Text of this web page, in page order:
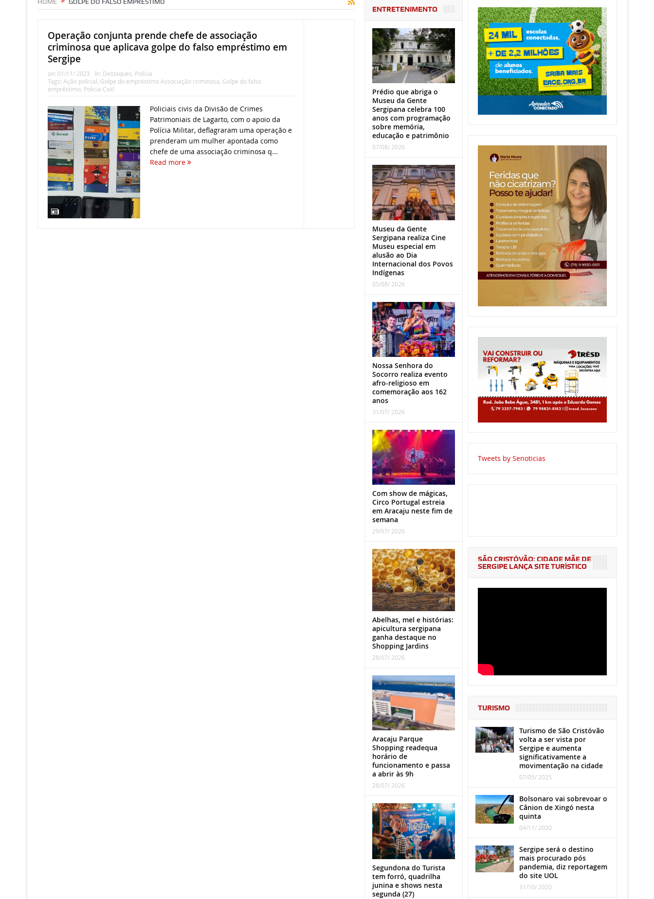
Operação conjunta prende chefe de associação
criminosa que aplicava golpe do falso empréstimo em
Sergipe
on: 01/11/ 2023 In: Destaques Polícia
Tags: Ação policial Golpe do empréstimo Associação criminosa Golpe do falso
empréstimo, Policia Civil
Policiais civis da Divisão de Crimes
Patrimoniais de Lagarto, com o apoio da
Polícia Militar, deflagraram uma operação e
prenderam um mulher apontada como
chefe de uma associação criminosa q...
Read more
ENTRETENIMENTO
Prédio que abriga o
Museu da Gente
Sergipana celebra 100
anos com programação
sobre memória,
educação e patrimônio
07/08/ 2026
Museu da Gente
Sergipana realiza Cine
Museu especial em
alusão ao Dia
Internacional dos Povos
Indígenas
05/08/ 2026
Nossa Senhora do
Socorro realiza evento
afro-religioso em
comemoração aos 162
anos
31/07/ 2026
Com show de mágicas,
Circo Portugal estreia
em Aracaju neste fim de
semana
29/07/ 2026
Abelhas, mel e histórias:
apicultura sergipana
ganha destaque no
Shopping Jardins
28/07/ 2026
Aracaju Parque
Shopping readequa
horário de
funcionamento e passa
a abrir às 9h
28/07/ 2026
Segundona do Turista
tem forró, quadrilha
junina e shows nesta
segunda (27)
Tweets by Senoticias
SÃO CRISTÓVÃO: CIDADE MÃE DE
SERGIPE LANÇA SITE TURÍSTICO
TURISMO
Turismo de São Cristóvão
volta a ser vista por
Sergipe e aumenta
significativamente a
movimentação na cidade
07/05/ 2025
Bolsonaro vai sobrevoar o
Cânion de Xingó nesta
quinta
04/11/ 2020
Sergipe será o destino
mais procurado pós
pandemia, diz reportagem
do site UOL
31/10/ 2020